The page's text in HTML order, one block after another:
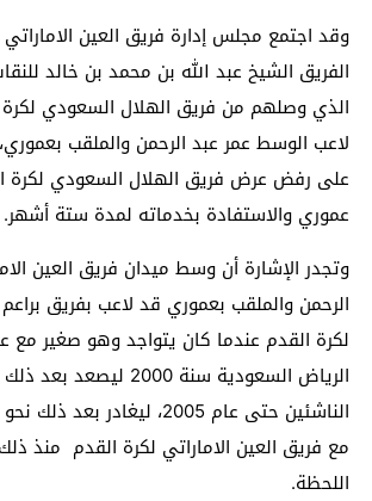
وقد اجتمع مجلس إدارة فريق العين
الفريق الشيخ عبد الله بن محمد بن خالد
الذي وصلهم من فريق الهلال السعودي لكرة
لاعب الوسط عمر عبد الرحمن والملقب
على رفض عرض فريق الهلال السعودي لكرة
عموري والاستفادة بخدماته لمدة ستة أشهر.
وتجدر الإشارة أن وسط ميدان فريق العين
الرحمن والملقب بعموري قد لاعب بفريق
لكرة القدم عندما كان يتواجد وهو صغير مع
الرياض السعودية سنة 2000
الناشئين حتى عام 2005، ليغادر
مع فريق العين الاماراتي لكرة القدم منذ
اللحظة.